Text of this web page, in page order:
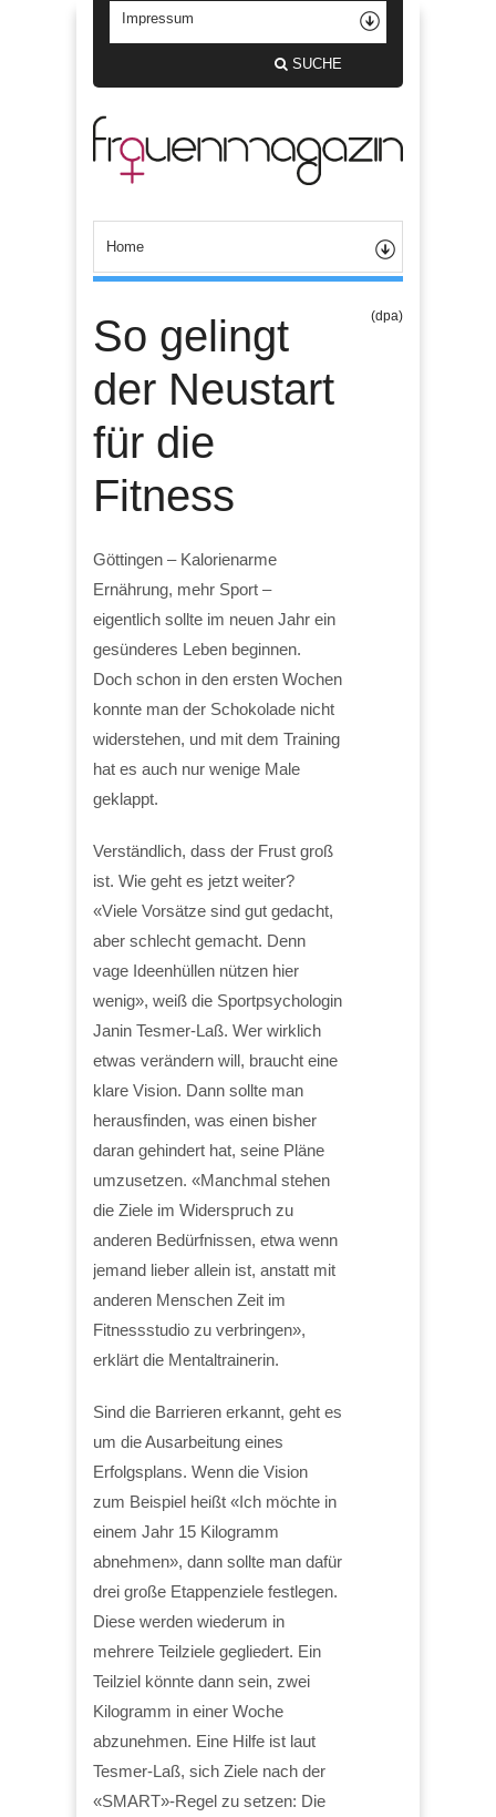
SUCHE
So gelingt
der Neustart
für die
Fitness
(dpa)
Göttingen – Kalorienarme
Ernährung, mehr Sport –
eigentlich sollte im neuen Jahr ein
gesünderes Leben beginnen.
Doch schon in den ersten Wochen
konnte man der Schokolade nicht
widerstehen, und mit dem Training
hat es auch nur wenige Male
geklappt.
Verständlich, dass der Frust groß
ist. Wie geht es jetzt weiter?
«Viele Vorsätze sind gut gedacht,
aber schlecht gemacht. Denn
vage Ideenhüllen nützen hier
wenig», weiß die Sportpsychologin
Janin Tesmer-Laß. Wer wirklich
etwas verändern will, braucht eine
klare Vision. Dann sollte man
herausfinden, was einen bisher
daran gehindert hat, seine Pläne
umzusetzen. «Manchmal stehen
die Ziele im Widerspruch zu
anderen Bedürfnissen, etwa wenn
jemand lieber allein ist, anstatt mit
anderen Menschen Zeit im
Fitnessstudio zu verbringen»,
erklärt die Mentaltrainerin.
Sind die Barrieren erkannt, geht es
um die Ausarbeitung eines
Erfolgsplans. Wenn die Vision
zum Beispiel heißt «Ich möchte in
einem Jahr 15 Kilogramm
abnehmen», dann sollte man dafür
drei große Etappenziele festlegen.
Diese werden wiederum in
mehrere Teilziele gegliedert. Ein
Teilziel könnte dann sein, zwei
Kilogramm in einer Woche
abzunehmen. Eine Hilfe ist laut
Tesmer-Laß, sich Ziele nach der
«SMART»-Regel zu setzen: Die